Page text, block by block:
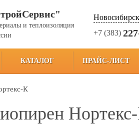
Новосибирск
+7 (383)
и теплоизоляция
КАТАЛОГ ПРАЙС-ЛИСТ
К